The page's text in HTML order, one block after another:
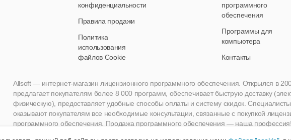
конфиденциальности
Правила продажи
Политика
использования
файлов Cookie
программного
обеспечения
Программы для
компьютера
Контакты
Allsoft — интернет-магазин лицензионного программного обеспечения. Открылся в
предлагает покупателям более 8 000 программ, обеспечивает быструю доставку
физическую), предоставляет удобные способы оплаты и систему скидок.
оказывают покупателям все необходимые консультации, связанные с покупкой
программного обеспечения. Продажа программного обеспечения — наша